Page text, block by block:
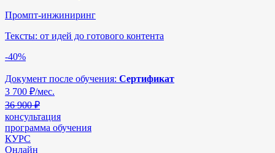
Промпт-инжиниринг
Тексты: от идей до готового контента
-40%
Документ после обучения: Сертификат
3 700 ₽/мес.
36 900 ₽
консультация
программа обучения
КУРС
Онлайн